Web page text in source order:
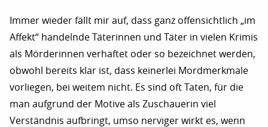
Immer wieder fällt mir auf, dass ganz offensichtlich „im
Affekt“ handelnde Täterinnen und Täter in vielen Krimis
als Mörderinnen verhaftet oder so bezeichnet werden,
obwohl bereits klar ist, dass keinerlei Mordmerkmale
vorliegen, bei weitem nicht. Es sind oft Taten, für die
man aufgrund der Motive als Zuschauerin viel
Verständnis aufbringt, umso nerviger wirkt es, wenn